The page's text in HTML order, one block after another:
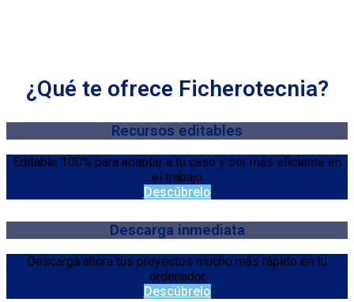
¿Qué te ofrece Ficherotecnia?
Recursos editables
Editable 100% para adaptar a tu caso y ser más eficiente en
el trabajo
Descúbrelo
Descarga inmediata
Descarga ahora tus proyectos mucho más rápido en tu
ordenador
Descúbrelo